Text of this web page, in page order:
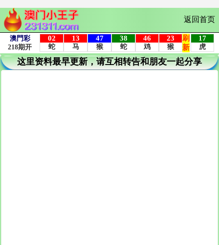
返回首页
这里资料最早更新，请互相转告和朋友一起分享